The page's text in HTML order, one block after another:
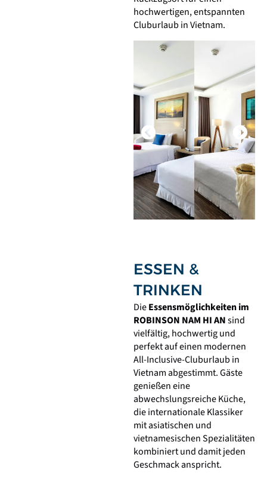
hochwertigen, entspannten
Cluburlaub in Vietnam.
ESSEN &
TRINKEN
DieEssensmöglichkeiten im
ROBINSON NAM HI ANsind
vielfältig, hochwertig und
perfekt auf einen modernen
All-Inclusive-Cluburlaub in
Vietnam abgestimmt. Gäste
genießen eine
abwechslungsreiche Küche,
die internationale Klassiker
mit asiatischen und
vietnamesischen Spezialitäten
kombiniert und damit jeden
Geschmack anspricht.